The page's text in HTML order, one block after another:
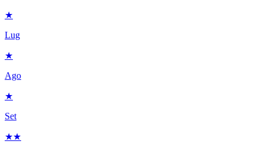
★
Lug
★
Ago
★
Set
★★